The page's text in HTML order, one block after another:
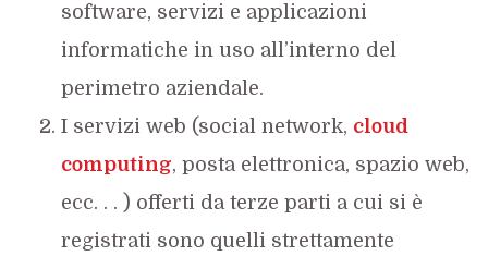
software, servizi e applicazioni
informatiche in uso all’interno del
perimetro aziendale.
I servizi web (social network, cloud
computing, posta elettronica, spazio web,
ecc. . . ) offerti da terze parti a cui si è
registrati sono quelli strettamente